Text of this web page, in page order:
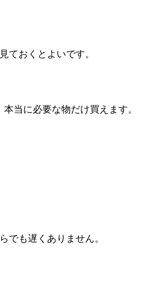
ておくとよいです。
当に必要な物だけ買えます。
でも遅くありません。